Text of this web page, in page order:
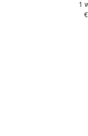
FR -
kabelhaspel |
5
1